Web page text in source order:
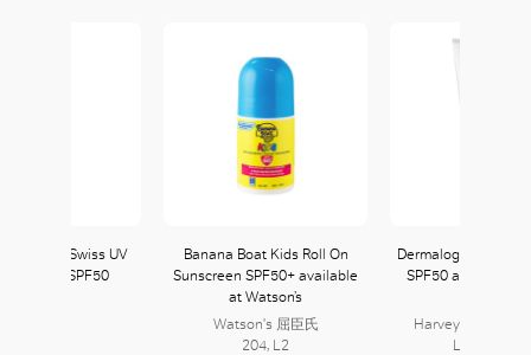
Cellular Swiss UV
Veil SPF50
Banana Boat Kids Roll On
Sunscreen SPF50+ available
at Watson’s
Watson's 屈臣氏
204, L2
Dermalogica
SPF50 available
Harvey Nichols
Level L2, L2